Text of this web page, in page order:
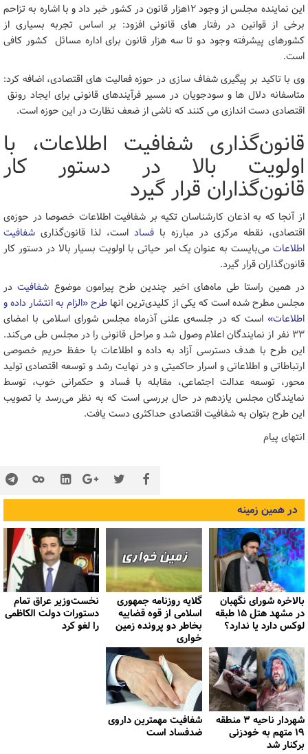
این نماینده مجلس از وجود 12هزار قانون در کشور خبر داد و با اشاره به تزاحم
برخی از قوانین در رفتار های قانونی افزود: بر اساس تجربه بسیاری از
کشورهای پیشرفته وجود دو تا سه هزار قانون برای اداره مسائل کشور کافی
است.
وی با تاکید بر پیگیری شفاف سازی در حوزه فعالیت های اقتصادی، اضافه کرد:
متاسفانه دلال ها و سودجویان در مسیر فرآیندهای قانونی برای ایجاد رونق
اقتصادی دست اندازی می کنند که ناشی از ضعف نظارت در این حوزه است.
قانون‌گذاری شفافیت اطلاعات، با
اولویت بالا در دستور کار
قانون‌گذاران قرار گیرد
از آنجا که به اذعان کارشناسان تکیه بر شفافیت اطلاعات خصوصا در حوزه‌ی
اقتصادی، نقطه مرکزی در مبارزه با فساد است، لذا قانون‌گذاری شفافیت
اطلاعات می‌بایست به عنوان یک امر حیاتی با اولویت بسیار بالا در دستور کار
قانون‌گذاران قرار گیرد.
در همین راستا طی ماه‌های اخیر چندین طرح پیرامون موضوع شفافیتدر
مجلس مطرح شده است که یکی از کلیدی‌ترین انها طرح «الزام به انتشار داده‌ و
اطلاعات» است که در جلسه‌ی علنی آذرماه مجلس شورای اسلامی با امضای
۳۳ نفر از نمایندگان اعلام وصول شد و مراحل قانونی‌ را در مجلس طی می‌کند.
این طرح با هدف دسترسی آزاد به داده و اطلاعات با حفظ حریم خصوصی
ارتباطاتی و اطلاعاتی و اسرار حاکمیتی و در نهایت رشد و توسعه اقتصادی تولید
محور، توسعه عدالت اجتماعی، مقابله با فساد و حکمرانی خوب، توسط
نمایندگان مجلس یازدهم در حال بررسی است که به نظر می‌رسد با تصویب
این طرح بتوان به شفافیت اقتصادی حداکثری دست یافت.
انتهای پیام
در همین زمینه
بالاخره شورای نگهبان
در مشهد هتل ۱۵ طبقه
لوکس دارد یا ندارد؟
گلایه روزنامه جمهوری
اسلامی از قوه قضاییه
بخاطر دو پرونده زمین
خواری
نخست‌وزیر عراق تمام
دستورات دولت الکاظمی
را لغو کرد
شهردار ناحیه ۳ منطقه
۱۹ متهم به خودزنی
برکنار شد
شفافیت مهمترین داروی
ضدفساد است